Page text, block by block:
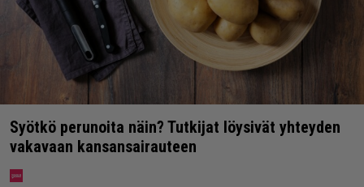
Syötkö perunoita näin? Tutkijat löysivät yhteyden
vakavaan kansansairauteen